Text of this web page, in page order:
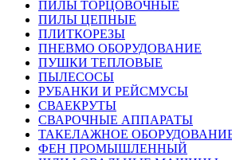
ПИЛЫ ТОРЦОВОЧНЫЕ
ПИЛЫ ЦЕПНЫЕ
ПЛИТКОРЕЗЫ
ПНЕВМО ОБОРУДОВАНИЕ
ПУШКИ ТЕПЛОВЫЕ
ПЫЛЕСОСЫ
РУБАНКИ И РЕЙСМУСЫ
СВАЕКРУТЫ
СВАРОЧНЫЕ АППАРАТЫ
ТАКЕЛАЖНОЕ
ФЕН ПРОМЫШЛЕННЫЙ